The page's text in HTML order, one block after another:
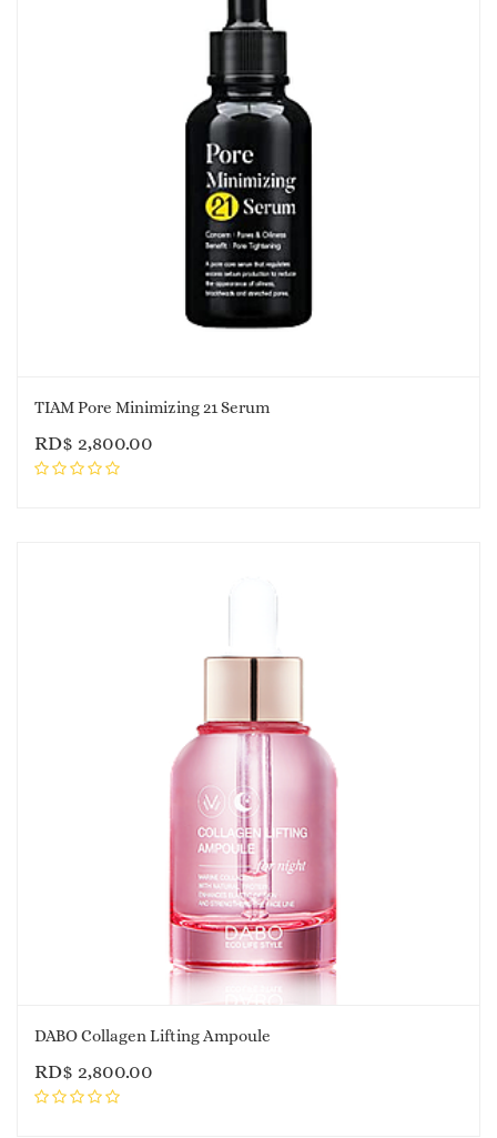
TIAM Pore Minimizing 21 Serum
RD$ 2,800.00
DABO Collagen Lifting Ampoule
RD$ 2,800.00